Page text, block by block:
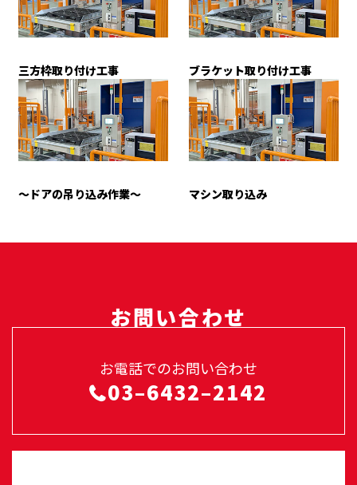
三方枠取り付け工事 ブラケット取り付け工事
～ドアの吊り込み作業～ マシン取り込み
お問い合わせ
お電話でのお問い合わせ
03–6432–2142